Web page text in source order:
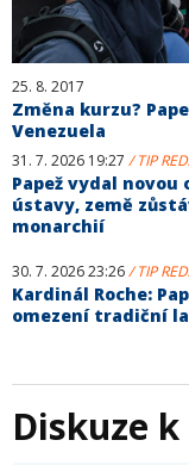
25. 8. 2017
Změna kurzu?
Venezuela
31. 7. 2026 19:27 / TIP
Papež vydal
ústavy, země
monarchií
30. 7. 2026 23:26/ TIP
Kardinál Roche:
omezení tradiční
Diskuze